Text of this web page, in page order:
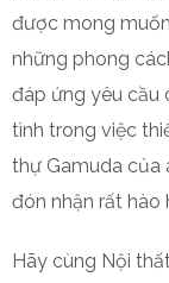
được mong
những phong
đáp ứng yêu cầu
tình trong việc
thự Gamuda của
đón nhận rất hào
Hãy cùng Nội